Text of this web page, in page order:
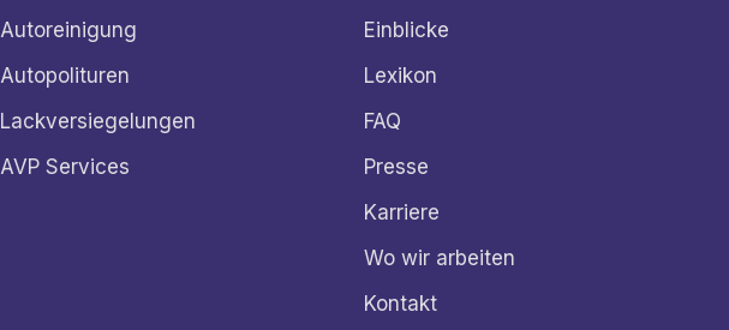
Autoreinigung
Autopolituren
Lackversiegelungen
AVP Services
Einblicke
Lexikon
FAQ
Presse
Karriere
Wo wir arbeiten
Kontakt